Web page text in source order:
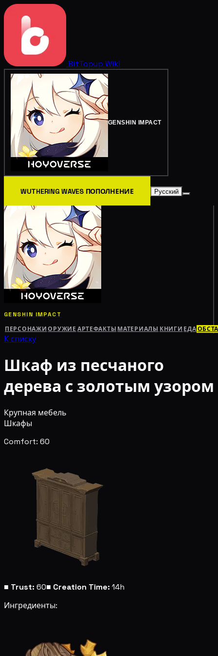
BitTopup Wiki
GENSHIN IMPACT
WUTHERING WAVES ПОПОЛНЕНИЕ Русский
GENSHIN IMPACT
ПЕРСОНАЖИ ОРУЖИЕ АРТЕФАКТЫ МАТЕРИАЛЫ КНИГИ ЕДА
К списку
Шкаф из песчаного
дерева с золотым узором
Крупная мебель
Шкафы
Comfort: 60
■ Trust: 60■ Creation Time: 14h
Ингредиенты: